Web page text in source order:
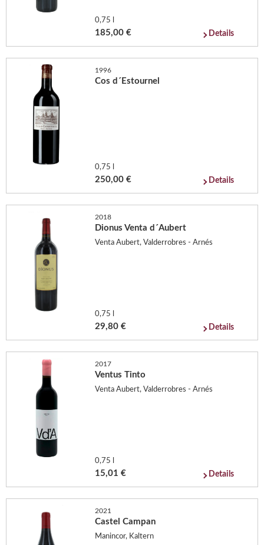
0,75 l
185,00 € Details
1996
Cos d´Estournel
0,75 l
250,00 € Details
2018
Dionus Venta d´Aubert
Venta Aubert, Valderrobres - Arnés
0,75 l
29,80 € Details
2017
Ventus Tinto
Venta Aubert, Valderrobres - Arnés
0,75 l
15,01 € Details
2021
Castel Campan
Manincor, Kaltern